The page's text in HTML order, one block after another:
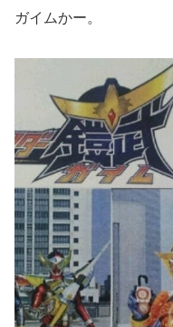
ガイムかー。